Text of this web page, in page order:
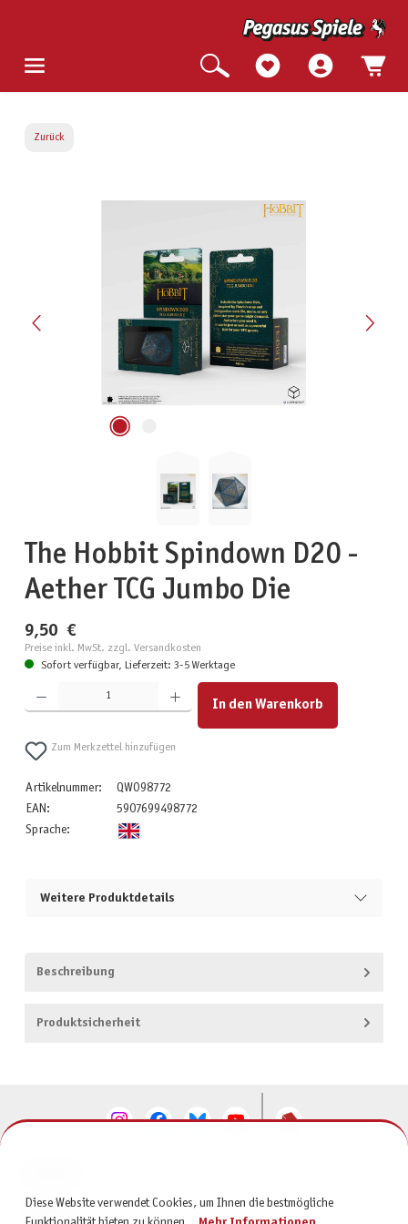
Zurück
The Hobbit Spindown D20 -
Aether TCG Jumbo Die
9,50 €
Preise inkl. MwSt. zzgl. Versandkosten
Sofort verfügbar, Lieferzeit: 3-5 Werktage
Produkt Anzahl: Gib den gewünschten Wert ein oder benutze die Schaltflächen um die Anzahl zu
In den Warenkorb
Zum Merkzettel hinzufügen
Artikelnummer:
QWO98772
EAN:
5907699498772
Sprache:
Weitere Produktdetails
Beschreibung
Produktsicherheit
SERVICE
Diese Website verwendet Cookies, um Ihnen die bestmögliche